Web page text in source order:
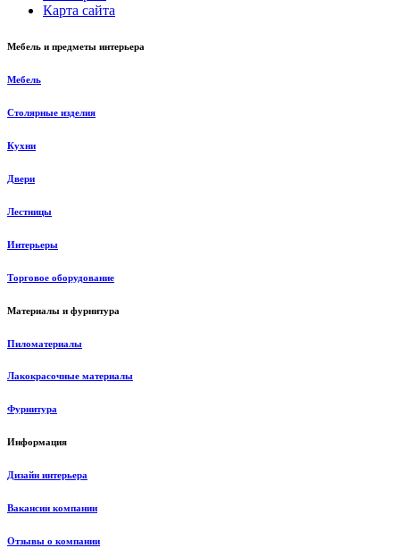
Карта сайта
Мебель и предметы интерьера
Мебель
Столярные изделия
Кухни
Двери
Лестницы
Интерьеры
Торговое оборудование
Материалы и фурнитура
Пиломатериалы
Лакокрасочные материалы
Фурнитура
Информация
Дизайн интерьера
Вакансии компании
Отзывы о компании